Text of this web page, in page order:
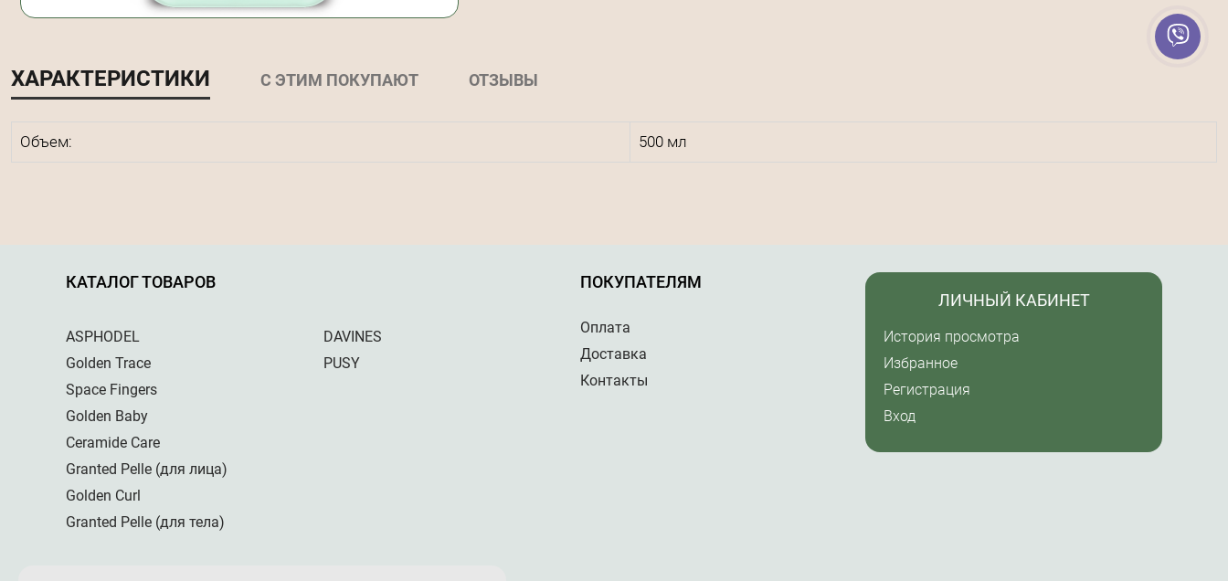
ХАРАКТЕРИСТИКИ С ЭТИМ ПОКУПАЮТ ОТЗЫВЫ
Объем: 500 мл
КАТАЛОГ ТОВАРОВ
ASPHODEL
Golden Trace
Space Fingers
Golden Baby
Ceramide Care
Granted Pelle (для лица)
Golden Curl
Granted Pelle (для тела)
DAVINES
PUSY
ПОКУПАТЕЛЯМ
Оплата
Доставка
Контакты
ЛИЧНЫЙ КАБИНЕТ
История просмотра
Избранное
Регистрация
Вход